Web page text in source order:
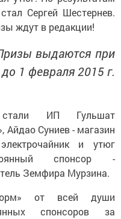
Сергей Шестернев.
ждут в редакции!
выдаются при
1 февраля 2015 г.
стали ИП Гульшат
Айдао Суниев - магазин
и утюг
спонсор -
Земфира Мурзина.
от всей души
спонсоров за